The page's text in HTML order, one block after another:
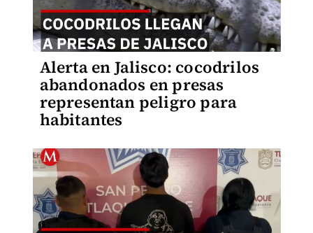
Alerta en Jalisco: cocodrilos
abandonados en presas
representan peligro para
habitantes